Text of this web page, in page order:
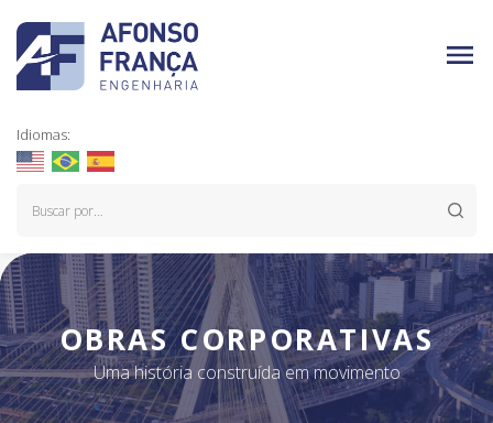
Idiomas:
OBRAS CORPORATIVAS
Uma história construída em movimento